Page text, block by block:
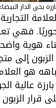
بحي الدار
فهي
هوية
إلى
هو
عالية
قرار